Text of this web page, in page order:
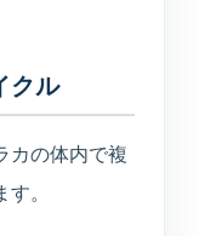
クル
カの体内で複
。